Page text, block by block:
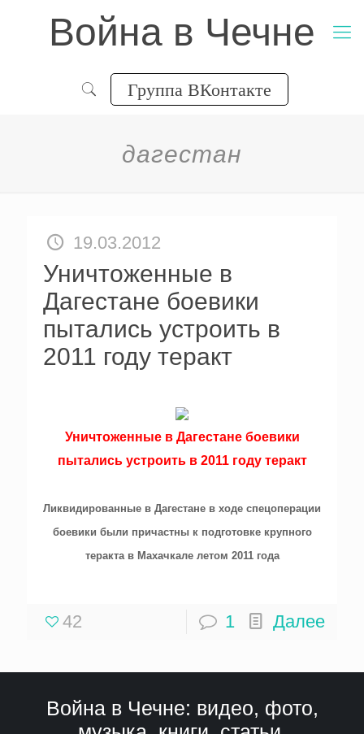
Война в Чечне
Группа ВКонтакте
дагестан
19.03.2012
Уничтоженные в
Дагестане боевики
пытались устроить в
2011 году теракт
Уничтоженные в Дагестане боевики
пытались устроить в 2011 году теракт
Ликвидированные в Дагестане в ходе спецоперации
боевики были причастны к подготовке крупного
теракта в Махачкале летом 2011 года
42 1 Далее
Война в Чечне: видео, фото,